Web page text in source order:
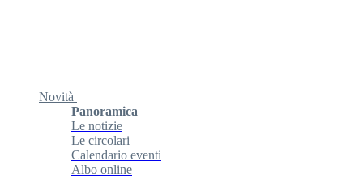
Novità
Panoramica
Le notizie
Le circolari
Calendario eventi
Albo online